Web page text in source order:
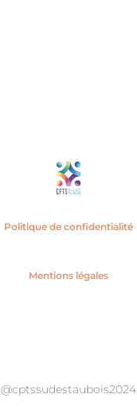
Politique de confidentialité
Mentions légales
e
b
k
e
@cptssudestaubois2024